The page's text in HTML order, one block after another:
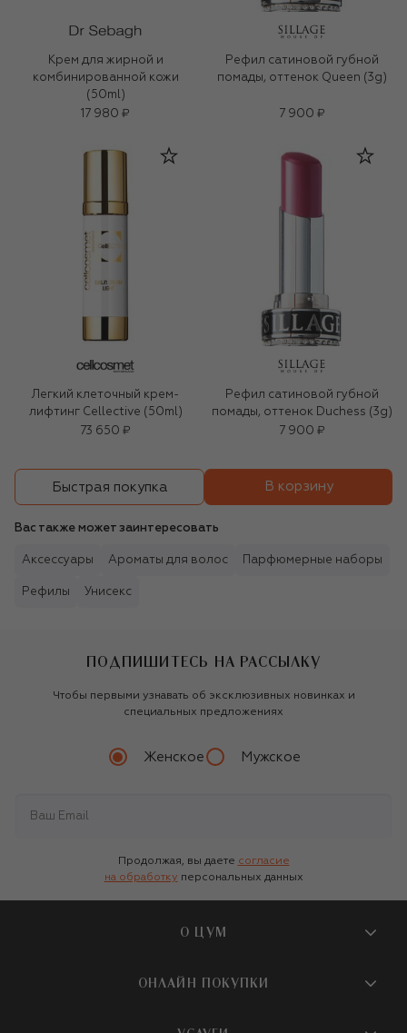
Крем для жирной и
комбинированной кожи
(50ml)
17 980 ₽
Рефил сатиновой губной
помады, оттенок Queen (3g)
7 900 ₽
Легкий клеточный крем-
лифтинг Cellective (50ml)
73 650 ₽
Рефил сатиновой губной
помады, оттенок Duchess (3g)
7 900 ₽
Быстрая покупка В корзину
Вас также может заинтересовать
Аксессуары Ароматы для волос Парфюмерные наборы
Рефилы Унисекс
ПОДПИШИТЕСЬ НА РАССЫЛКУ
Чтобы первыми узнавать об эксклюзивных новинках и
специальных предложениях
Женское Мужское
Продолжая, вы даете согласие
на обработку персональных данных
О ЦУМ
О магазине
ОНЛАЙН ПОКУПКИ